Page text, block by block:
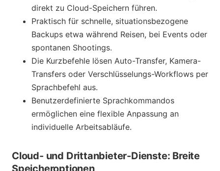
direkt zu Cloud-Speichern führen.
Praktisch für schnelle, situationsbezogene
Backups etwa während Reisen, bei Events oder
spontanen Shootings.
Die Kurzbefehle lösen Auto-Transfer, Kamera-
Transfers oder Verschlüsselungs-Workflows per
Sprachbefehl aus.
Benutzerdefinierte Sprachkommandos
ermöglichen eine flexible Anpassung an
individuelle Arbeitsabläufe.
Cloud- und Drittanbieter-Dienste: Breite
Speicheroptionen